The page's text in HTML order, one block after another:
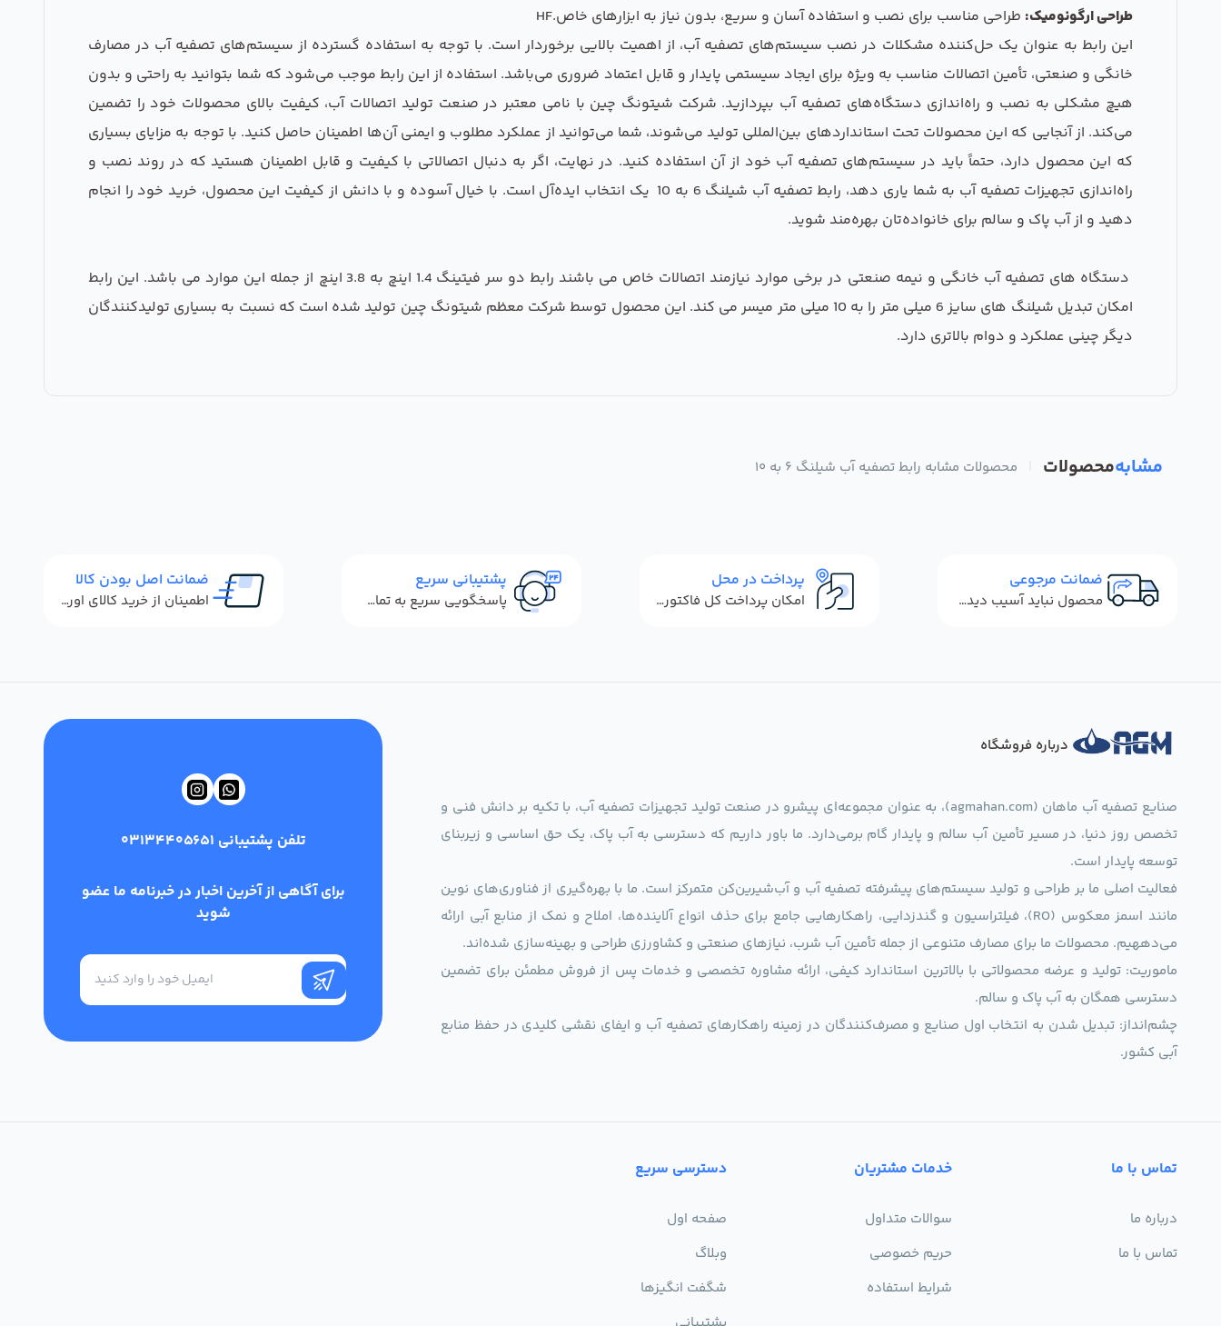
طراحی ارگونومیک: طراحی مناسب برای نصب و استفاده آسان و سریع، بدون نیاز به ابزارهای خاص.HF
این رابط به عنوان یک حل‌کننده مشکلات در نصب سیستم‌های تصفیه آب، از اهمیت بالایی برخوردار است. با توجه به استفاده گسترده از سیستم‌های تصفیه آب در مصارف
خانگی و صنعتی، تأمین اتصالات مناسب به ویژه برای ایجاد سیستمی پایدار و قابل اعتماد ضروری می‌باشد. استفاده از این رابط موجب می‌شود که شما بتوانید به راحتی و بدون
هیچ مشکلی به نصب و راه‌اندازی دستگاه‌های تصفیه آب بپردازید. شرکت شیتونگ چین با نامی معتبر در صنعت تولید اتصالات آب، کیفیت بالای محصولات خود را تضمین
می‌کند. از آنجایی که این محصولات تحت استانداردهای بین‌المللی تولید می‌شوند، شما می‌توانید از عملکرد مطلوب و ایمنی آن‌ها اطمینان حاصل کنید. با توجه به مزایای بسیاری
که این محصول دارد، حتماً باید در سیستم‌های تصفیه آب خود از آن استفاده کنید. در نهایت، اگر به دنبال اتصالاتی با کیفیت و قابل اطمینان هستید که در روند نصب و
راه‌اندازی تجهیزات تصفیه آب به شما یاری دهد، رابط تصفیه آب شیلنگ 6 به 10 یک انتخاب ایده‌آل است. با خیال آسوده و با دانش از کیفیت این محصول، خرید خود را انجام
دهید و از آب پاک و سالم برای خانواده‌تان بهره‌مند شوید.
دستگاه های تصفیه آب خانگی و نیمه صنعتی در برخی موارد نیازمند اتصالات خاص می باشند رابط دو سر فیتینگ 1.4 اینچ به 3.8 اینچ از جمله این موارد می باشد. این رابط
امکان تبدیل شیلنگ های سایز 6 میلی متر را به 10 میلی متر میسر می کند. این محصول توسط شرکت معظم شیتونگ چین تولید شده است که نسبت به بسیاری تولیدکنندگان
دیگر چینی عملکرد و دوام بالاتری دارد.
مشابهمحصولات محصولات مشابه رابط تصفیه آب شیلنگ 6 به 10
ضمانت مرجوعی
محصول نباید آسیب دیده باشد
پرداخت در محل
امکان پرداخت کل فاکتور در محل
پشتیبانی سریع
پاسخگویی سریع به تماس‌ها و پیام‌ها
ضمانت اصل بودن کالا
اطمینان از خرید کالای اورجینال
درباره فروشگاه
صنایع تصفیه آب ماهان (agmahan.com)، به عنوان مجموعه‌ای پیشرو در صنعت تولید تجهیزات تصفیه آب، با تکیه بر دانش فنی و
تخصص روز دنیا، در مسیر تأمین آب سالم و پایدار گام برمی‌دارد. ما باور داریم که دسترسی به آب پاک، یک حق اساسی و زیربنای
توسعه پایدار است.
فعالیت اصلی ما بر طراحی و تولید سیستم‌های پیشرفته تصفیه آب و آب‌شیرین‌کن متمرکز است. ما با بهره‌گیری از فناوری‌های نوین
مانند اسمز معکوس (RO)، فیلتراسیون و گندزدایی، راهکارهایی جامع برای حذف انواع آلاینده‌ها، املاح و نمک از منابع آبی ارائه
می‌دههیم. محصولات ما برای مصارف متنوعی از جمله تأمین آب شرب، نیازهای صنعتی و کشاورزی طراحی و بهینه‌سازی شده‌اند.
ماموریت: تولید و عرضه محصولاتی با بالاترین استاندارد کیفی، ارائه مشاوره تخصصی و خدمات پس از فروش مطمئن برای تضمین
دسترسی همگان به آب پاک و سالم.
چشم‌انداز: تبدیل شدن به انتخاب اول صنایع و مصرف‌کنندگان در زمینه راهکارهای تصفیه آب و ایفای نقشی کلیدی در حفظ منابع
آبی کشور.
تلفن پشتیبانی 03134405651
برای آگاهی از آخرین اخبار در خبرنامه ما عضو
شوید
تماس با ما
درباره ما
تماس با ما
خدمات مشتریان
سوالات متداول
حریم خصوصی
شرایط استفاده
دسترسی سریع
صفحه اول
وبلاگ
شگفت انگیزها